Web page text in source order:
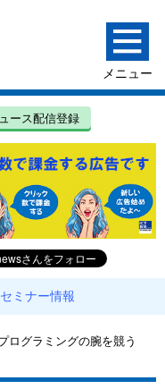
ース配信登録
ミナー情報
ログラミングの腕を競う